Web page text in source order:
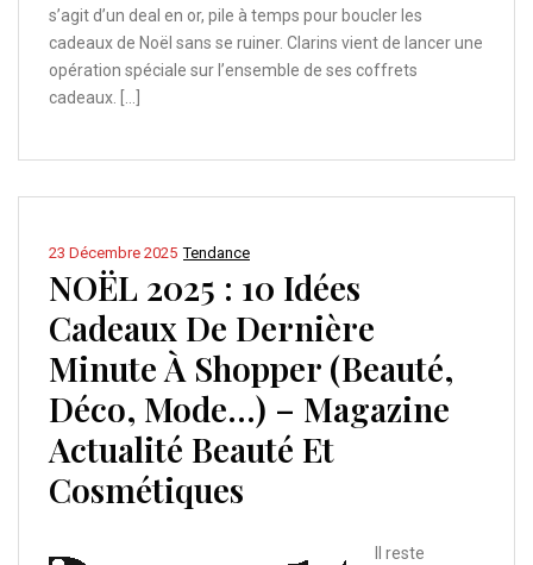
s’agit d’un deal en or, pile à temps pour boucler les
cadeaux de Noël sans se ruiner. Clarins vient de lancer une
opération spéciale sur l’ensemble de ses coffrets
cadeaux. […]
Tendance
23 Décembre 2025
NOËL 2025 : 10 Idées
Cadeaux De Dernière
Minute À Shopper (Beauté,
Déco, Mode…) – Magazine
Actualité Beauté Et
Cosmétiques
Il reste